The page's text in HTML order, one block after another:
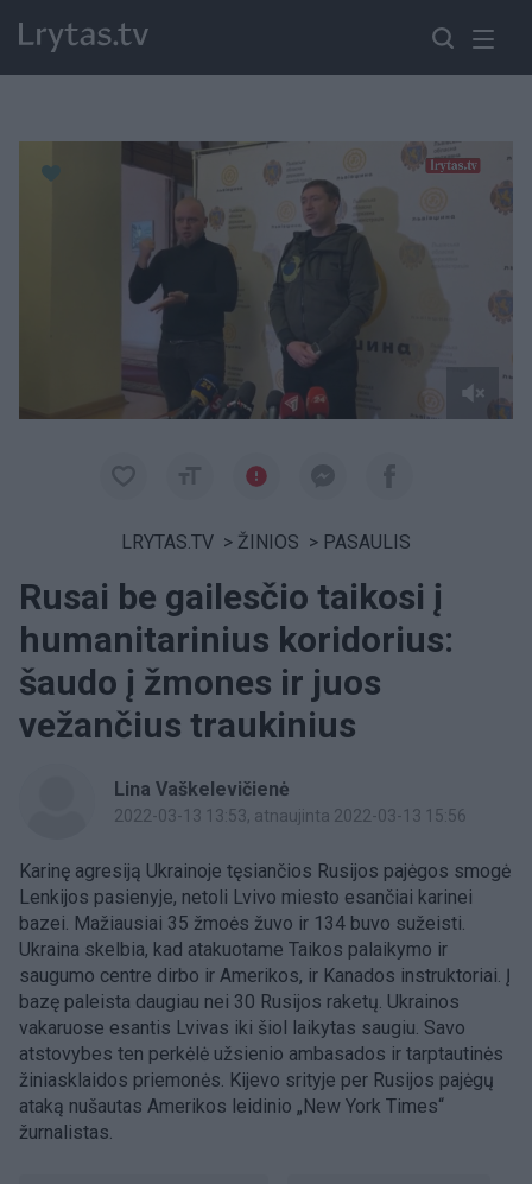
Paremkite Ukrainą
LRYTAS.TV > ŽINIOS > PASAULIS
Rusai be gailesčio taikosi į
humanitarinius koridorius:
šaudo į žmones ir juos
vežančius traukinius
Lina Vaškelevičienė
2022-03-13 13:53, atnaujinta 2022-03-13 15:56
Karinę agresiją Ukrainoje tęsiančios Rusijos pajėgos smogė
Lenkijos pasienyje, netoli Lvivo miesto esančiai karinei
bazei. Mažiausiai 35 žmoės žuvo ir 134 buvo sužeisti.
Ukraina skelbia, kad atakuotame Taikos palaikymo ir
saugumo centre dirbo ir Amerikos, ir Kanados instruktoriai. Į
bazę paleista daugiau nei 30 Rusijos raketų. Ukrainos
vakaruose esantis Lvivas iki šiol laikytas saugiu. Savo
atstovybes ten perkėlė užsienio ambasados ir tarptautinės
žiniasklaidos priemonės. Kijevo srityje per Rusijos pajėgų
ataką nušautas Amerikos leidinio „New York Times“
žurnalistas.